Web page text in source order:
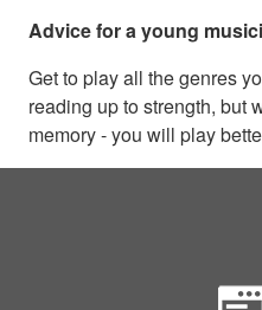
Advice for a young
Get to play all the genres
reading up to strength, but
memory - you will play